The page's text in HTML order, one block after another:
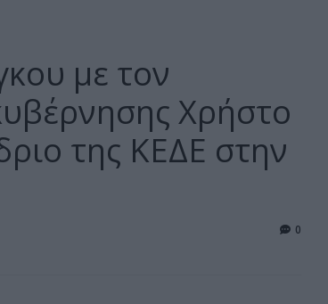
με τον
Χρήστο
της ΚΕΔΕ στην
0